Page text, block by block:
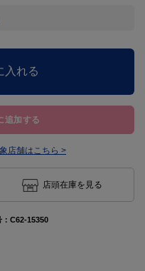
入れる
追加する
店舗はこちら >
店頭在庫を見る
C62-15350